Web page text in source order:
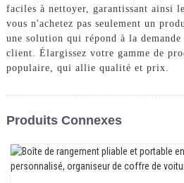
faciles à nettoyer, garantissant ainsi
vous n'achetez pas seulement un
une solution qui répond à la
client. Élargissez votre gamme de
populaire, qui allie qualité et prix.
Produits Connexes